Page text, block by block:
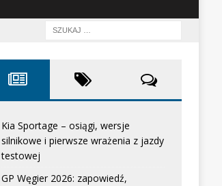
Kia Sportage – osiągi, wersje
silnikowe i pierwsze wrażenia z jazdy
testowej
GP Węgier 2026: zapowiedź,